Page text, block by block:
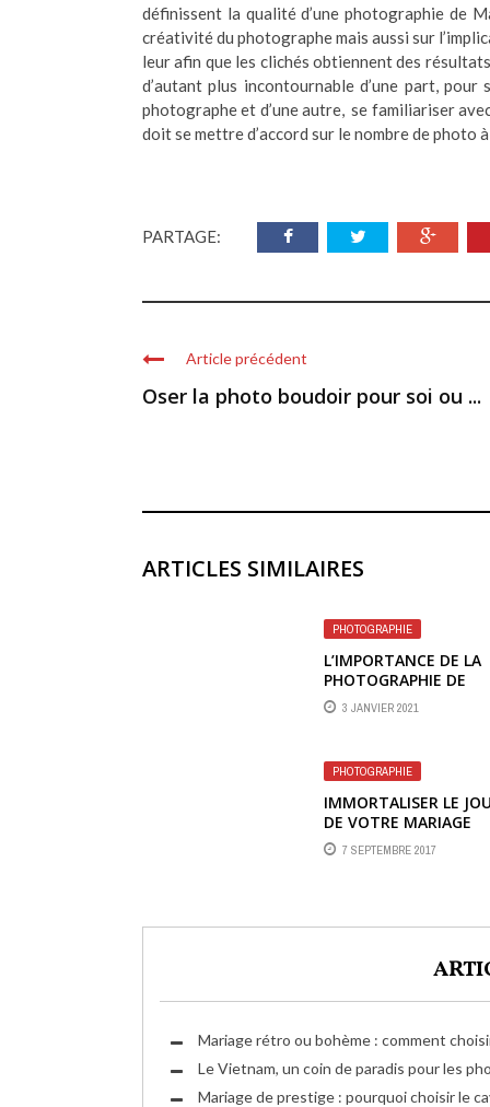
définissent la qualité d’une photographie de
créativité du photographe mais aussi sur
leur afin que les clichés obtiennent des
d’autant plus incontournable d’une part,
photographe et d’une autre, se familiariser
doit se mettre d’accord sur le nombre de photo
PARTAGE:
Article précédent
Oser la photo boudoir pour soi ou ...
ARTICLES SIMILAIRES
PHOTOGRAPHIE
L’IMPORTANCE DE LA
PHOTOGRAPHIE DE
MARIAGE ?
3 JANVIER 2021
PHOTOGRAPHIE
IMMORTALISER LE
DE VOTRE MARIAGE
7 SEPTEMBRE 2017
Mariage rétro ou bohème : comment
Le Vietnam, un coin de paradis pour les
Mariage de prestige : pourquoi choisir le